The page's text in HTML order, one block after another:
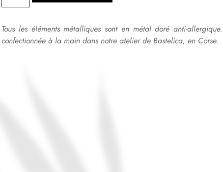
Tous les éléments métalliques sont en métal doré anti-allergique.
confectionnée à la main dans notre atelier de Bastelica, en Corse.